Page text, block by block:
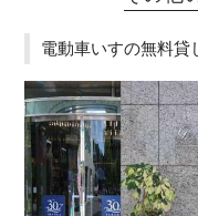
電動車いすの無料貸